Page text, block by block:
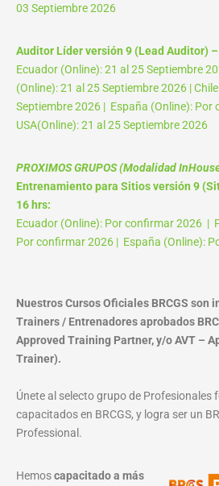
03 Septiembre 2026
Auditor Líder versión 9 (Lead Auditor) –
Ecuador (Online): 21 al 25 Septiembre
(Online): 21 al 25 Septiembre 2026 |
Septiembre 2026 | España (Online): Por
USA(Online): 21 al 25 Septiembre 2026
PROXIMOS GRUPOS (Modalidad
Entrenamiento para Sitios versión 9
16 hrs:
Ecuador (Online): Por confirmar 2026 |
Por confirmar 2026 | España (Online):
Nuestros Cursos Oficiales BRCGS son
Trainers / Entrenadores aprobados
Approved Training Partner, y/o AVT –
Trainer).
Únete al selecto grupo de Profesionales
capacitados en BRCGS, y logra ser un
Professional.
Hemoscapacitado a más